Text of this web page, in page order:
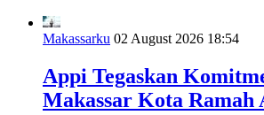
Makassarku 02 August 2026 18:54
Appi Tegaskan
Makassar Kota